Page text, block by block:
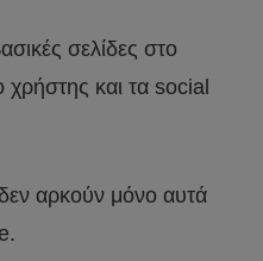
σελίδες στο
χρήστης και τα social
αρκούν μόνο αυτά